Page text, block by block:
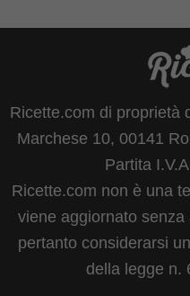
Ricette.com di proprietà
Marchese 10, 00141
Partita
Ricette.com non è una
viene aggiornato
pertanto considerarsi
della legge n.